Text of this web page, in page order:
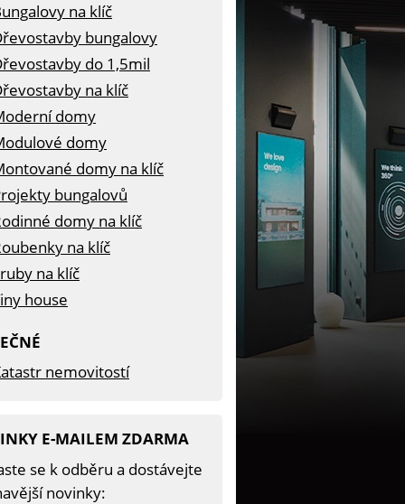
na klíč
bungalovy
do 1,5mil
na klíč
domy
domy
domy na klíč
bungalovů
domy na klíč
na klíč
na klíč
house
nemovitostí
E-MAILEM ZDARMA
se k odběru a dostávejte
novinky: